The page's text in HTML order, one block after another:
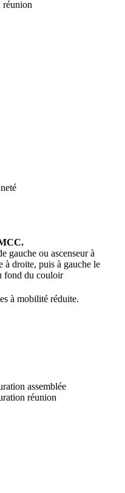
réunion
gauche ou ascenseur à
à droite, puis à gauche le
fond du couloir
à mobilité réduite.
assemblée
réunion